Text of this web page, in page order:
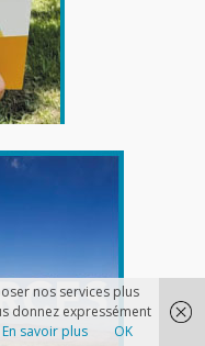
nos services plus
donnez expressément
En savoir plus OK